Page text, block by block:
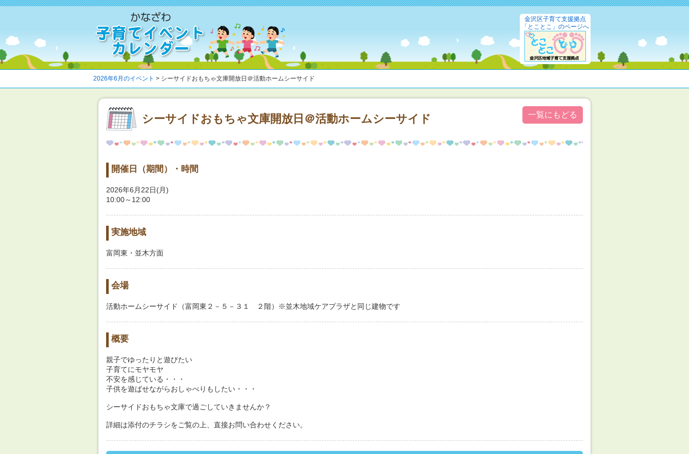
金沢区子育て支援拠点
「とことこ」のページへ
2026年6月のイベント > シーサイドおもちゃ文庫開放日＠活動ホームシーサイド
シーサイドおもちゃ文庫開放日＠活動ホームシーサイド 一覧にもどる
開催日（期間）・時間
2026年6月22日(月)
10:00～12:00
実施地域
富岡東・並木方面
会場
活動ホームシーサイド（富岡東２－５－３１ ２階）※並木地域ケアプラザと同じ建物です
概要
親子でゆったりと遊びたい
子育てにモヤモヤ
不安を感じている・・・
子供を遊ばせながらおしゃべりもしたい・・・
シーサイドおもちゃ文庫で過ごしていきませんか？
詳細は添付のチラシをご覧の上、直接お問い合わせください。